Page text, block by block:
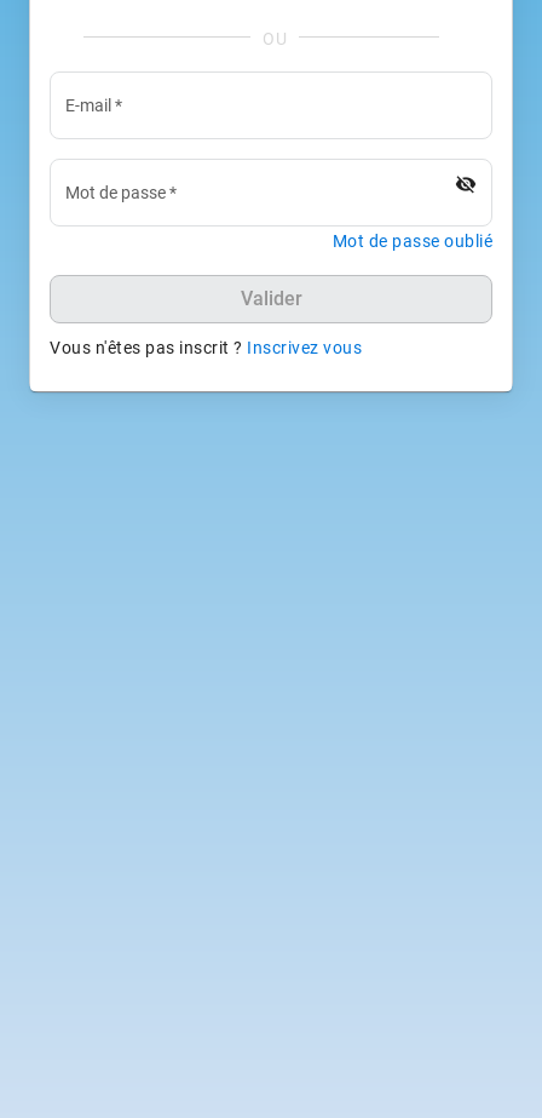
E-mail *
Mot de passe* visibility_off
Mot de passe oublié
Valider
Vous n'êtes pas inscrit ? Inscrivez vous